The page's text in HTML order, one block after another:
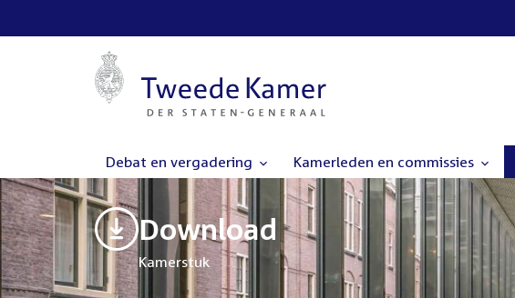
Debat en vergadering Kamerleden en commissies
Download
Kamerstuk